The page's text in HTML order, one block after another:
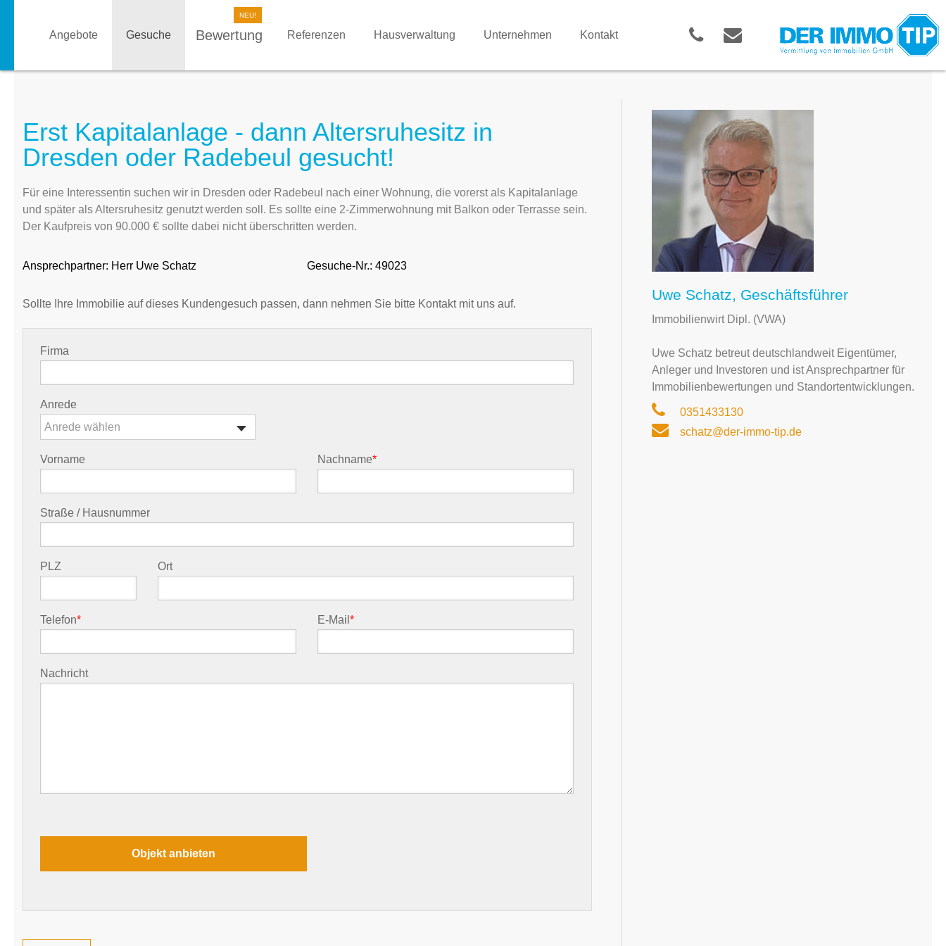
Angebote Gesuche Bewertung Referenzen Hausverwaltung Unternehmen Kontakt
Erst Kapitalanlage - dann Altersruhesitz in
Dresden oder Radebeul gesucht!
Für eine Interessentin suchen wir in Dresden oder Radebeul nach einer Wohnung, die vorerst als Kapitalanlage
und später als Altersruhesitz genutzt werden soll. Es sollte eine 2-Zimmerwohnung mit Balkon oder Terrasse sein.
Der Kaufpreis von 90.000 € sollte dabei nicht überschritten werden.
Ansprechpartner: Herr Uwe Schatz Gesuche-Nr.: 49023
Sollte Ihre Immobilie auf dieses Kundengesuch passen, dann nehmen Sie bitte Kontakt mit uns auf.
Firma
Anrede
Anrede wählen
Vorname Nachname*
Straße / Hausnummer
PLZ Ort
Telefon* E-Mail*
Nachricht
Uwe Schatz, Geschäftsführer
Immobilienwirt Dipl. (VWA)
Uwe Schatz betreut deutschlandweit Eigentümer,
Anleger und Investoren und ist Ansprechpartner für
Immobilienbewertungen und Standortentwicklungen.
0351433130
schatz@der-immo-tip.de